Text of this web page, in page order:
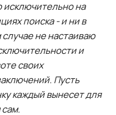
исключительно на
поиска - и ни в
случае не настаиваю
и
своих
Пусть
каждый вынесет для